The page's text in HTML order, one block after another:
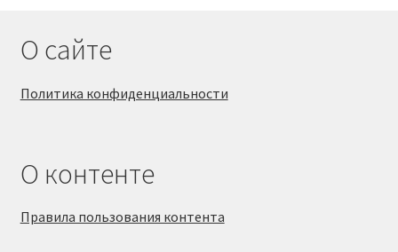
О сайте
Политика конфиденциальности
О контенте
Правила пользования контента